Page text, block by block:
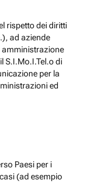
rispetto dei diritti
ad aziende
amministrazione
S.I.Mo.I.Tel.o di
per la
ed
Paesi per i
(ad esempio